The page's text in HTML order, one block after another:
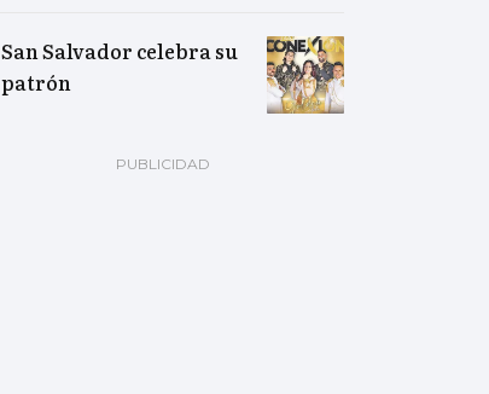
San Salvador celebra su
patrón